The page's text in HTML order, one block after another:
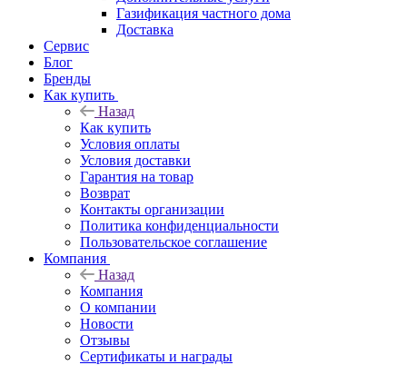
Газификация частного дома
Доставка
Сервис
Блог
Бренды
Как купить
Назад
Как купить
Условия оплаты
Условия доставки
Гарантия на товар
Возврат
Контакты организации
Политика конфиденциальности
Пользовательское соглашение
Компания
Назад
Компания
О компании
Новости
Отзывы
Сертификаты и награды